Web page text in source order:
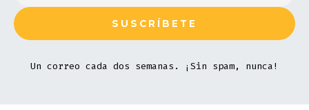
Un correo cada dos semanas. ¡Sin spam, nunca!